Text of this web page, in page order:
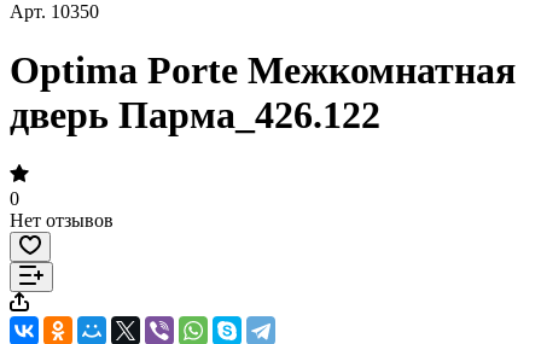
Арт. 10350
Optima Porte Межкомнатная
дверь Парма_426.122
0
Нет отзывов